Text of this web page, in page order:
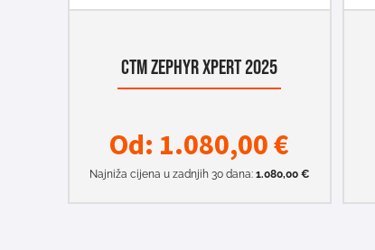
CTM ZEPHYR XPERT 2025
Od: 1.080,00€
Najniža cijena u zadnjih 30 dana: 1.080,00 €